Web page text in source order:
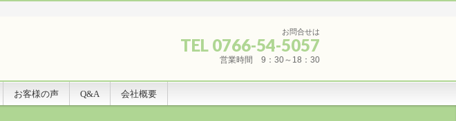
お問合せは
TEL 0766-54-5057
営業時間 9：30～18：30
お客様の声 Q&A 会社概要